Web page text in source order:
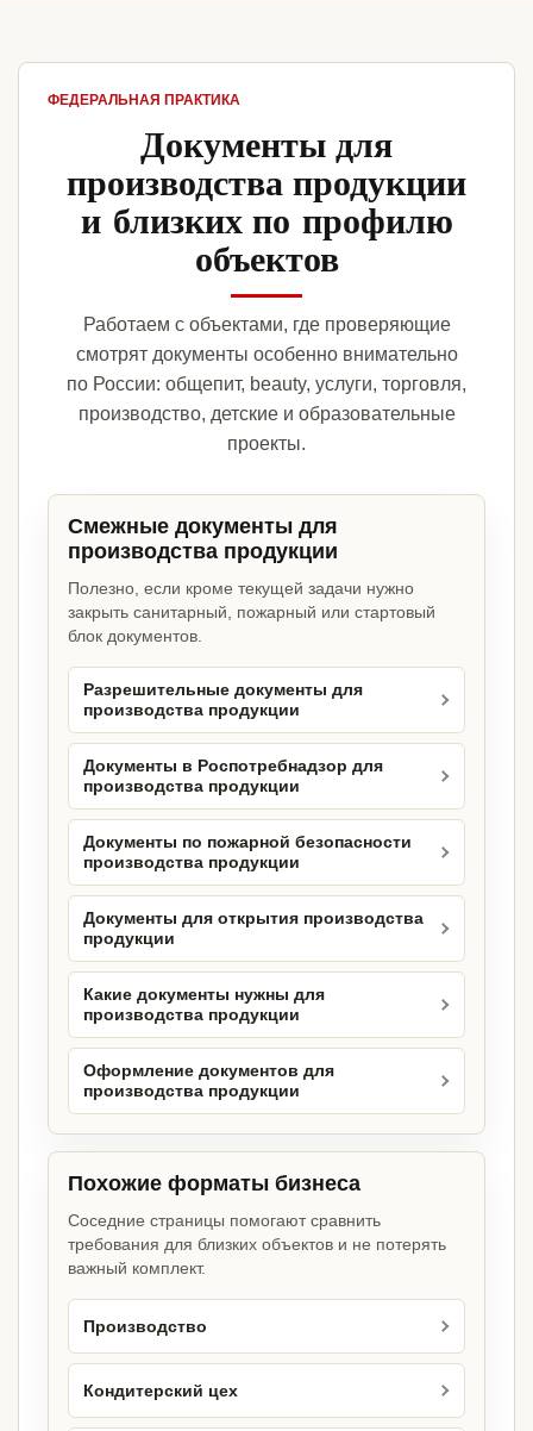
ФЕДЕРАЛЬНАЯ ПРАКТИКА
Документы для
производства продукции
и близких по профилю
объектов
Работаем с объектами, где проверяющие
смотрят документы особенно внимательно
по России: общепит, beauty, услуги, торговля,
производство, детские и образовательные
проекты.
Смежные документы для
производства продукции
Полезно, если кроме текущей задачи нужно
закрыть санитарный, пожарный или стартовый
блок документов.
Разрешительные документы для
производства продукции
Документы в Роспотребнадзор для
производства продукции
Документы по пожарной безопасности
производства продукции
Документы для открытия производства
продукции
Какие документы нужны для
производства продукции
Оформление документов для
производства продукции
Похожие форматы бизнеса
Соседние страницы помогают сравнить
требования для близких объектов и не потерять
важный комплект.
Производство
Кондитерский цех